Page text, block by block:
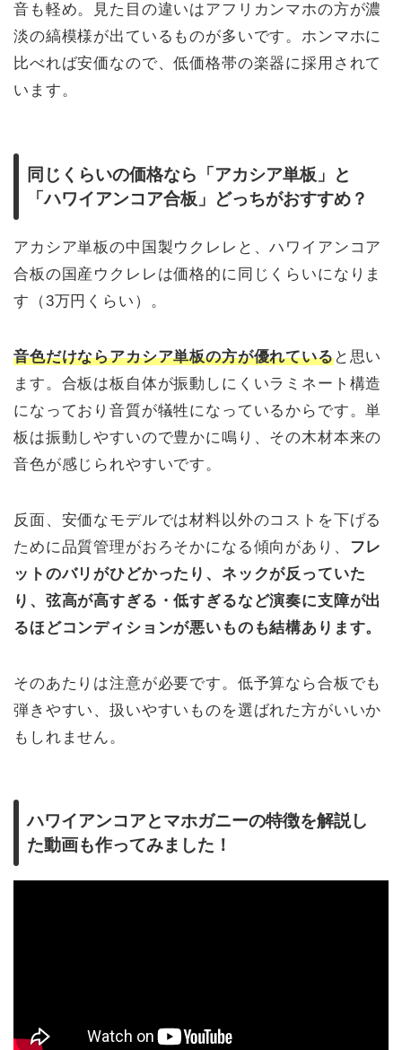
音も軽め。見た目の違いはアフリカンマホの方が濃
淡の縞模様が出ているものが多いです。ホンマホに
比べれば安価なので、低価格帯の楽器に採用されて
います。
同じくらいの価格なら「アカシア単板」と
「ハワイアンコア合板」どっちがおすすめ？
アカシア単板の中国製ウクレレと、ハワイアンコア
合板の国産ウクレレは価格的に同じくらいになりま
す（3万円くらい）。
音色だけならアカシア単板の方が優れていると思い
ます。合板は板自体が振動しにくいラミネート構造
になっており音質が犠牲になっているからです。単
板は振動しやすいので豊かに鳴り、その木材本来の
音色が感じられやすいです。
反面、安価なモデルでは材料以外のコストを下げる
ために品質管理がおろそかになる傾向があり、 フレ
ットのバリがひどかったり、ネックが反っていた
り、弦高が高すぎる・低すぎるなど演奏に支障が出
るほどコンディションが悪いものも結構あります。
そのあたりは注意が必要です。低予算なら合板でも
弾きやすい、扱いやすいものを選ばれた方がいいか
もしれません。
ハワイアンコアとマホガニーの特徴を解説し
た動画も作ってみました ！